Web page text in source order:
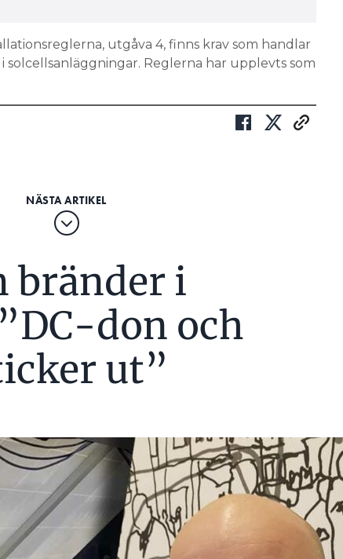
utgåva 4, finns krav som handlar
solcellsanläggningar. Reglerna har upplevts som
från en metallstege som står
MER VÄXELRIKTARE UTAN GALVANISK ÅTSKILJNING”
expertgrupp med uppdrag att reda ut frågan
funktionsjordas eller inte? I expertgruppen finns
Svensk Solenergi, SEK Svensk
normalt sett funktionsjordas för att detektion
över tid, säger Mikael Carlson, teknisk expert hos
funktionsutjämnas är
kanalisation av metall.
för delar som inte är av metall – som
bränder i
don och
ut”